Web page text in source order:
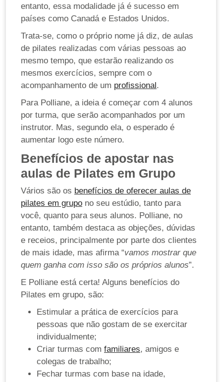
entanto, essa modalidade já é sucesso em
países como Canadá e Estados Unidos.
Trata-se, como o próprio nome já diz, de aulas
de pilates realizadas com várias pessoas ao
mesmo tempo, que estarão realizando os
mesmos exercícios, sempre com o
acompanhamento de um profissional .
Para Polliane, a ideia é começar com 4 alunos
por turma, que serão acompanhados por um
instrutor. Mas, segundo ela, o esperado é
aumentar logo este número.
Benefícios de apostar nas
aulas de Pilates em Grupo
Vários são os benefícios de oferecer aulas de
pilates em grupo no seu estúdio, tanto para
você, quanto para seus alunos. Polliane, no
entanto, também destaca as objeções, dúvidas
e receios, principalmente por parte dos clientes
de mais idade, mas afirma “vamos mostrar que
quem ganha com isso são os próprios alunos”.
E Polliane está certa! Alguns benefícios do
Pilates em grupo, são:
Estimular a prática de exercícios para
pessoas que não gostam de se exercitar
individualmente;
Criar turmas com familiares, amigos e
colegas de trabalho;
Fechar turmas com base na idade,